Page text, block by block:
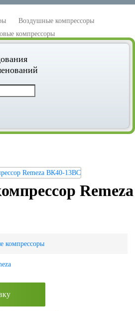
Воздушные компрессоры
компрессоры
ВК40-13ВС
Remeza
компрессоры